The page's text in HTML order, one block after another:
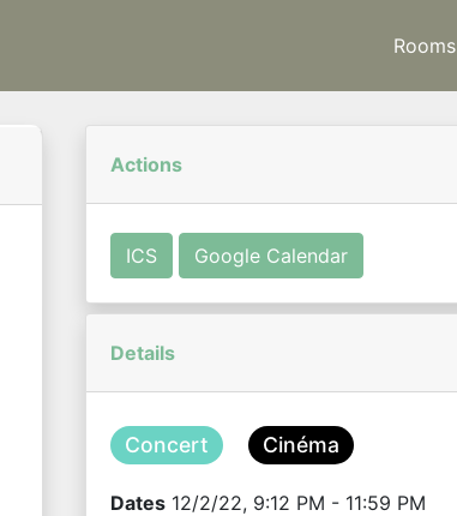
Rooms
Actions
ICS Google Calendar
Details
Concert Cinéma
Dates 12/2/22, 9:12 PM - 11:59 PM